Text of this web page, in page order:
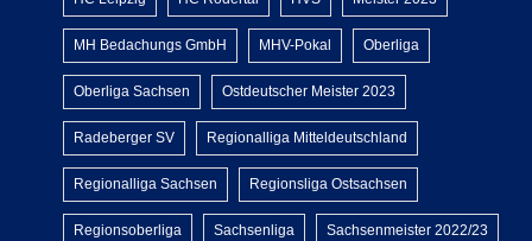
MH Bedachungs GmbH MHV-Pokal Oberliga
Oberliga Sachsen Ostdeutscher Meister 2023
Radeberger SV Regionalliga Mitteldeutschland
Regionalliga Sachsen Regionsliga Ostsachsen
Regionsoberliga Sachsenliga Sachsenmeister 2022/23